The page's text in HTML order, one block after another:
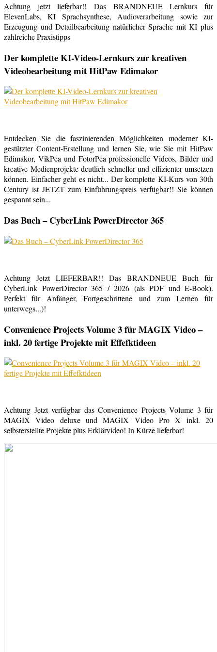
Achtung jetzt lieferbar!! Das BRANDNEUE Lernkurs für
ElevenLabs, KI Sprachsynthese, Audioverarbeitung sowie zur
Erzeugung und Detailbearbeitung natürlicher Sprache mit KI plus
zahlreiche Praxistipps
Der komplette KI-Video-Lernkurs zur kreativen
Videobearbeitung mit HitPaw Edimakor
Entdecken Sie die faszinierenden Möglichkeiten moderner KI-
gestützter Content-Erstellung und lernen Sie, wie Sie mit HitPaw
Edimakor, VikPea und FotorPea professionelle Videos, Bilder und
kreative Medienprojekte deutlich schneller und effizienter umsetzen
können. Einfacher geht es nicht... Der komplette KI-Kurs von 30th
Century ist JETZT zum Einführungspreis verfügbar!! Sie können
gespannt sein...
Das Buch – CyberLink PowerDirector 365
Achtung Jetzt LIEFERBAR!! Das BRANDNEUE Buch für
CyberLink PowerDirector 365 / 2026 (als PDF und E-Book).
Perfekt für Anfänger, Fortgeschrittene und zum Lernen für
unterwegs...)!
Convenience Projects Volume 3 für MAGIX Video –
inkl. 20 fertige Projekte mit Effefktideen
Achtung Jetzt verfügbar das Convenience Projects Volume 3 für
MAGIX Video deluxe und MAGIX Video Pro X inkl. 20
selbsterstellte Projekte plus Erklärvideo! In Kürze lieferbar!